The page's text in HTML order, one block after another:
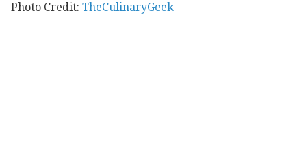
Photo Credit: TheCulinaryGeek